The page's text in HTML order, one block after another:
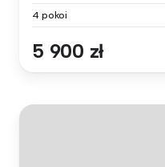
4 pokoi
5 900 zł